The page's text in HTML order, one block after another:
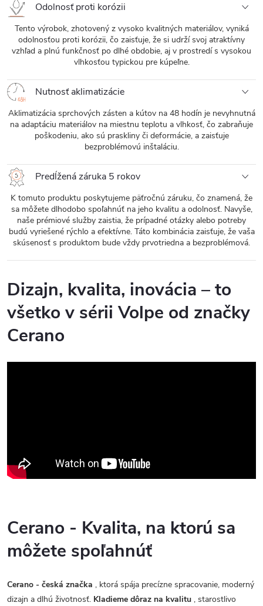
Odolnosť proti korózii
Tento výrobok, zhotovený z vysoko kvalitných materiálov, vyniká
odolnosťou proti korózii, čo zaisťuje, že si udrží svoj atraktívny
vzhľad a plnú funkčnosť po dlhé obdobie, aj v prostredí s vysokou
vlhkosťou typickou pre kúpeľne.
Nutnosť aklimatizácie
Aklimatizácia sprchových zásten a kútov na 48 hodín je nevyhnutná
na adaptáciu materiálov na miestnu teplotu a vlhkosť, čo zabraňuje
poškodeniu, ako sú praskliny či deformácie, a zaisťuje
bezproblémovú inštaláciu.
Predĺžená záruka 5 rokov
K tomuto produktu poskytujeme päťročnú záruku, čo znamená, že
sa môžete dlhodobo spoľahnúť na jeho kvalitu a odolnosť. Navyše,
naše prémiové služby zaistia, že prípadné otázky alebo potreby
budú vyriešené rýchlo a efektívne. Táto kombinácia zaisťuje, že vaša
skúsenosť s produktom bude vždy prvotriedna a bezproblémová.
Dizajn, kvalita, inovácia – to
všetko v sérii Volpe od značky
Cerano
Cerano - Kvalita, na ktorú sa
môžete spoľahnúť
Cerano - česká značka , ktorá spája precízne spracovanie, moderný
dizajn a dlhú životnosť. Kladieme dôraz na kvalitu , starostlivo